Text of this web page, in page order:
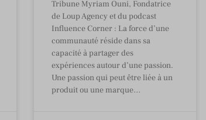
Tribune Myriam Ouni, Fondatrice
de Loup Agency et du podcast
Influence Corner : La force d’une
communauté réside dans sa
capacité à partager des
expériences autour d’une passion.
Une passion qui peut être liée à un
produit ou une marque…